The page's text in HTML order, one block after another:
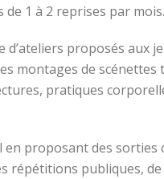
1 à 2 reprises par mois.
d’ateliers proposés aux
montages de scénettes
pratiques
proposant des sorties
répétitions publiques,